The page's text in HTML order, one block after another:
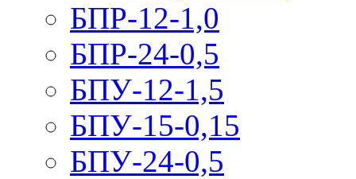
БПР-12-1,0
БПР-24-0,5
БПУ-12-1,5
БПУ-15-0,15
БПУ-24-0,5